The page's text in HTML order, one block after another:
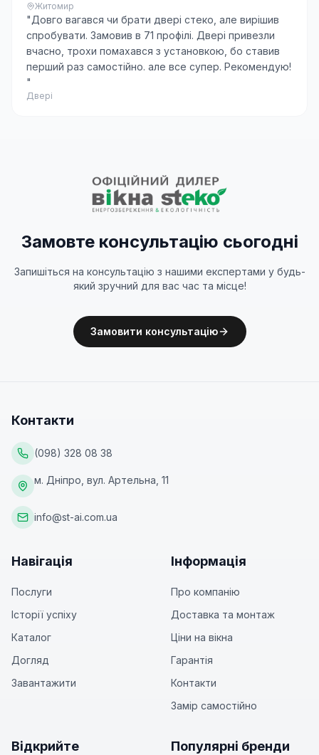
Житомир
"Довго вагався чи брати двері стеко, але вирішив
спробувати. Замовив в 71 профілі. Двері привезли
вчасно, трохи помахався з установкою, бо ставив
перший раз самостійно. але все супер. Рекомендую!
"
Двері
Замовте консультацію сьогодні
Запишіться на консультацію з нашими експертами у будь-
який зручний для вас час та місце!
Замовити консультацію
Контакти
(098) 328 08 38
м. Дніпро, вул. Артельна, 11
info@st-ai.com.ua
Навігація
Послуги
Історії успіху
Каталог
Догляд
Завантажити
Інформація
Про компанію
Доставка та монтаж
Ціни на вікна
Гарантія
Контакти
Замір самостійно
Відкрийте Популярні бренди